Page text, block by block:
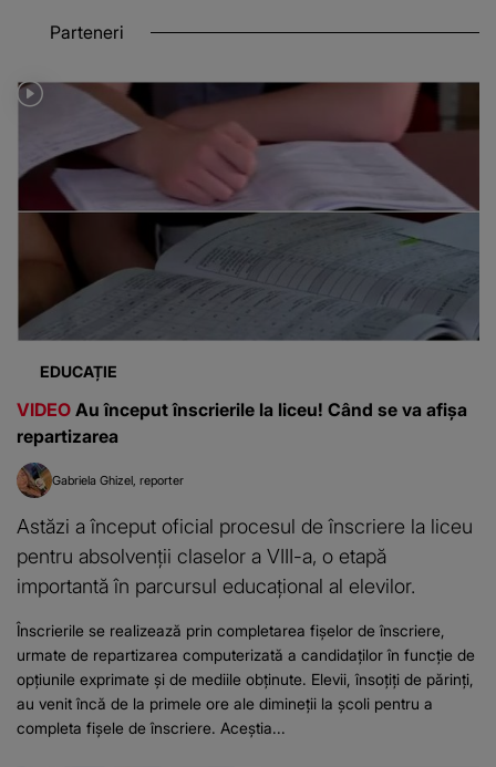
Parteneri
EDUCAȚIE
VIDEO Au început înscrierile la liceu! Când se va afișa
repartizarea
Gabriela Ghizel reporter
Astăzi a început oficial procesul de înscriere la liceu
pentru absolvenții claselor a VIII-a, o etapă
importantă în parcursul educațional al elevilor.
Înscrierile se realizează prin completarea fișelor de înscriere,
urmate de repartizarea computerizată a candidaților în funcție de
opțiunile exprimate și de mediile obținute. Elevii, însoțiți de părinți,
au venit încă de la primele ore ale dimineții la școli pentru a
completa fișele de înscriere. Aceștia...